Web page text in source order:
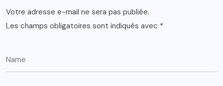
Votre adresse e-mail ne sera pas publiée.
Les champs obligatoires sont indiqués avec *